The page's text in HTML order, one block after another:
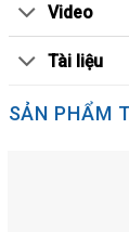
Video
Tài liệu
SẢN PHẨM